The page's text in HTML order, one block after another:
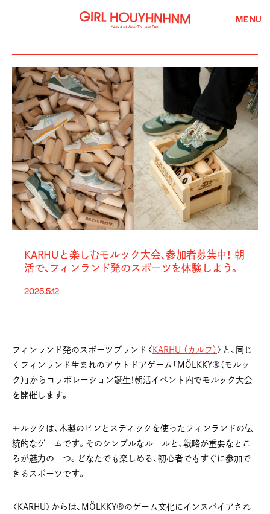
MENU
KARHUと楽しむモルック大会、参加者募集中！ 朝
活で、フィンランド発のスポーツを体験しよう。
2025.5.12
フィンランド発のスポーツブランド〈 KARHU （カルフ） 〉と、同じ
くフィンランド生まれのアウトドアゲーム「MÖLKKY®（モルッ
ク）」からコラボレーション誕生！朝活イベント内でモルック大会
を開催します。
モルックは、木製のピンとスティックを使ったフィンランドの伝
統的なゲームです。そのシンプルなルールと、戦略が重要なとこ
ろが魅力の一つ。どなたでも楽しめる、初心者でもすぐに参加で
きるスポーツです。
〈KARHU〉からは、MÖLKKY®のゲーム文化にインスパイアされ